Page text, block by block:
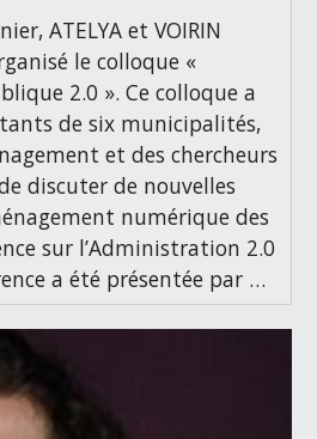
ATELYA et VOIRIN
le colloque «
2.0 ». Ce colloque a
de six municipalités,
et des chercheurs
discuter de nouvelles
numérique des
sur l’Administration 2.0
a été présentée par …